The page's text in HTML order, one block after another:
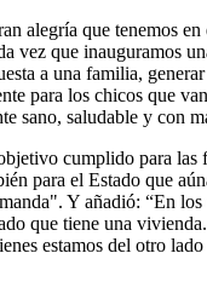
alegría que tenemos
vez que inauguramos
a una familia,
para los chicos que
sano, saludable y con
cumplido para las
para el Estado que
Y añadió: “En
que tiene una
estamos del otro